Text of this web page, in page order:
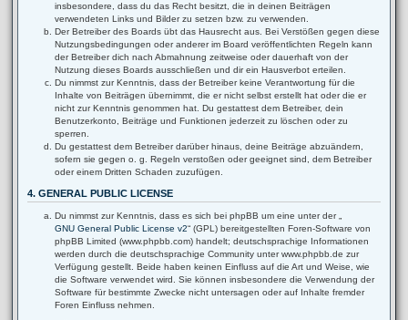
insbesondere, dass du das Recht besitzt, die in deinen Beiträgen
verwendeten Links und Bilder zu setzen bzw. zu verwenden.
Der Betreiber des Boards übt das Hausrecht aus. Bei Verstößen gegen diese
Nutzungsbedingungen oder anderer im Board veröffentlichten Regeln kann
der Betreiber dich nach Abmahnung zeitweise oder dauerhaft von der
Nutzung dieses Boards ausschließen und dir ein Hausverbot erteilen.
Du nimmst zur Kenntnis, dass der Betreiber keine Verantwortung für die
Inhalte von Beiträgen übernimmt, die er nicht selbst erstellt hat oder die er
nicht zur Kenntnis genommen hat. Du gestattest dem Betreiber, dein
Benutzerkonto, Beiträge und Funktionen jederzeit zu löschen oder zu
sperren.
Du gestattest dem Betreiber darüber hinaus, deine Beiträge abzuändern,
sofern sie gegen o. g. Regeln verstoßen oder geeignet sind, dem Betreiber
oder einem Dritten Schaden zuzufügen.
4. GENERAL PUBLIC LICENSE
Du nimmst zur Kenntnis, dass es sich bei phpBB um eine unter der „
GNU General Public License v2“ (GPL) bereitgestellten Foren-Software von
phpBB Limited (www.phpbb.com) handelt; deutschsprachige Informationen
werden durch die deutschsprachige Community unter www.phpbb.de zur
Verfügung gestellt. Beide haben keinen Einfluss auf die Art und Weise, wie
die Software verwendet wird. Sie können insbesondere die Verwendung der
Software für bestimmte Zwecke nicht untersagen oder auf Inhalte fremder
Foren Einfluss nehmen.